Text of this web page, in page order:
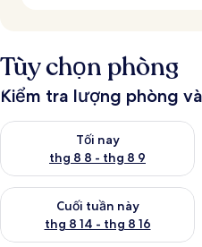
Tùy chọn phòng
Kiểm tra lượng phòng
Tối nay
thg 8 8 - thg 8 9
Kiểm tra lượng phòng tối nay
Cuối tuần này
thg 8 14 - thg 8 16
Kiểm tra lượng phòng cuối